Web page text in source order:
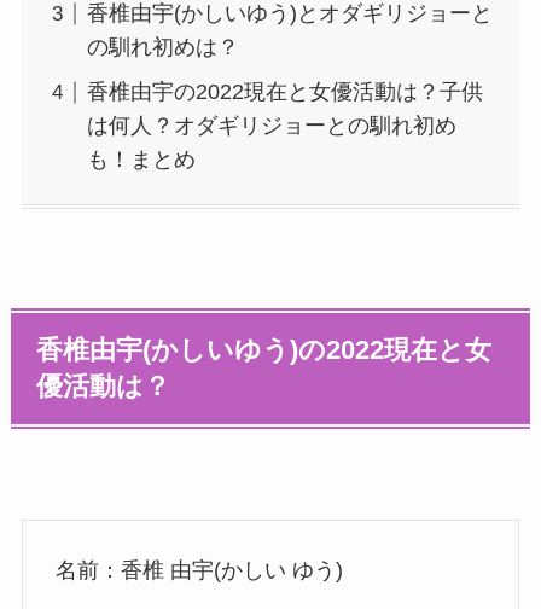
香椎由宇(かしいゆう)とオダギリジョーと
の馴れ初めは？
香椎由宇の2022現在と女優活動は？子供
は何人？オダギリジョーとの馴れ初め
も！まとめ
香椎由宇(かしいゆう)の2022現在と女
優活動は？
名前：香椎 由宇(かしい ゆう)